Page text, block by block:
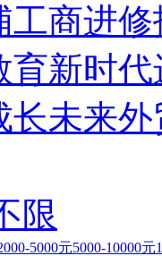
工商进修
育新时
长未来外
限
5000元5000-10000元